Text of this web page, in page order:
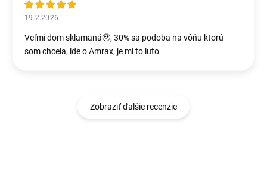
19.2.2026
Veľmi dom sklamaná🥹, 30% sa podoba na vôňu ktorú
som chcela, ide o Amrax, je mi to luto
Zobraziť ďalšie recenzie